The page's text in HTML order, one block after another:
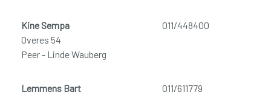
Kine Sempa
Overes 54
Peer - Linde Wauberg
011/448400
Lemmens Bart
011/611779